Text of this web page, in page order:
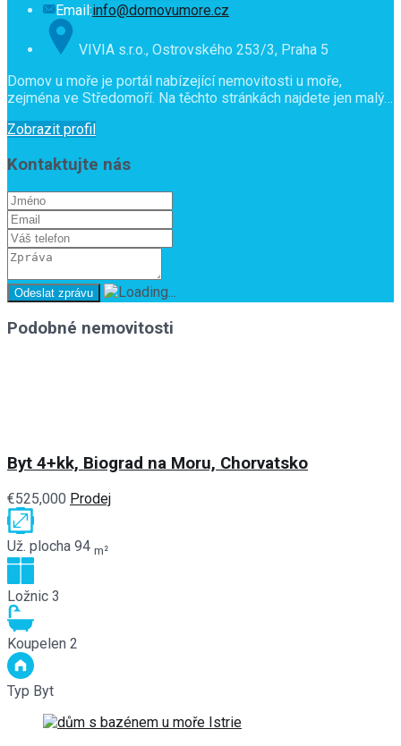
Email:info@domovumore.cz
VIVIA s.r.o., Ostrovského 253/3, Praha 5
Domov u moře je portál nabízející nemovitosti u moře,
zejména ve Středomoří. Na těchto stránkách najdete jen malý…
Zobrazit profil
Kontaktujte nás
Podobné nemovitosti
Byt 4+kk, Biograd na Moru, Chorvatsko
€525,000 Prodej
Už. plocha 94 m²
Ložnic 3
Koupelen 2
Typ Byt